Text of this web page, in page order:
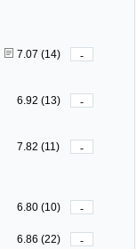
7.07 (14)
-
6.92 (13)
-
7.82 (11)
-
6.80 (10)
-
6.86 (22)
-